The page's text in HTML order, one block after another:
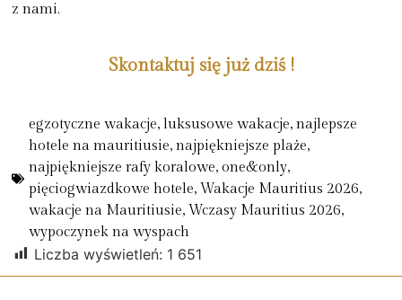
z nami.
Skontaktuj się już dziś !
egzotyczne wakacje,luksusowe wakacje,najlepsze
hotele na mauritiusie,najpiękniejsze plaże,
najpiękniejsze rafy koralowe,one&only,
pięciogwiazdkowe hotele,Wakacje Mauritius 2026,
wakacje na Mauritiusie,Wczasy Mauritius 2026,
wypoczynek na wyspach
Liczba wyświetleń: 1 651